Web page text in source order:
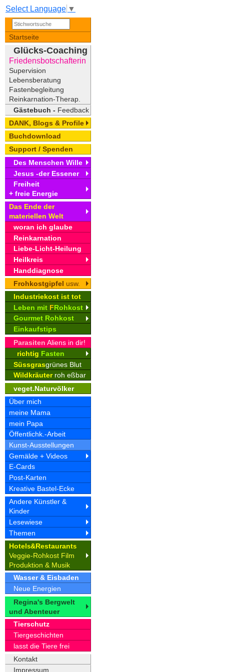
Select Language ▼
Startseite
Glücks-Coaching
Friedensbotschafterin
Supervision
Lebensberatung
Fastenbegleitung
Reinkarnation-Therap.
Gästebuch - Feedback
DANK, Blogs & Profile
Buchdownload
Support / Spenden
Des Menschen Wille
Jesus -der Essener
Freiheit
+ freie Energie
Das Ende der
materiellen Welt
woran ich glaube
Reinkarnation
Liebe-Licht-Heilung
Heilkreis
Handdiagnose
Frohkostgipfel usw.
Industriekost ist tot
Leben mit FRohkost
Gourmet Rohkost
Einkaufstips
Parasiten Aliens in dir!
richtig Fasten
Süssgrasgrünes Blut
Wildkräuterroh eßbar
veget.Naturvölker
Über mich
meine Mama
mein Papa
Öffentlichk.-Arbeit
Kunst-Ausstellungen
Gemälde + Videos
E-Cards
Post-Karten
Kreative Bastel-Ecke
Andere Künstler &
Kinder
Lesewiese
Themen
Hotels&Restaurants
Veggie-Rohkost Film
Produktion & Musik
Wasser & Eisbaden
Neue Energien
Regina's Bergwelt
und Abenteuer
Tierschutz
Tiergeschichten
lasst die Tiere frei
Kontakt
Impressum